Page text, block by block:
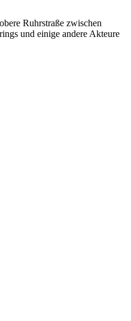
Ruhrstraße zwischen
und einige andere Akteure